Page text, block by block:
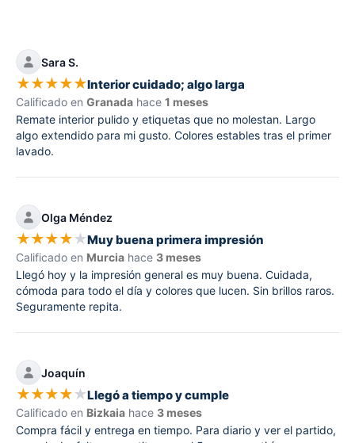
Sara S.
★★★★★Interior cuidado; algo larga
Calificado en Granada hace 1 meses
Remate interior pulido y etiquetas que no molestan. Largo
algo extendido para mi gusto. Colores estables tras el primer
lavado.
Olga Méndez
★★★★★Muy buena primera impresión
Calificado en Murcia hace 3 meses
Llegó hoy y la impresión general es muy buena. Cuidada,
cómoda para todo el día y colores que lucen. Sin brillos raros.
Seguramente repita.
Joaquín
★★★★★Llegó a tiempo y cumple
Calificado en Bizkaia hace 3 meses
Compra fácil y entrega en tiempo. Para diario y ver el partido,